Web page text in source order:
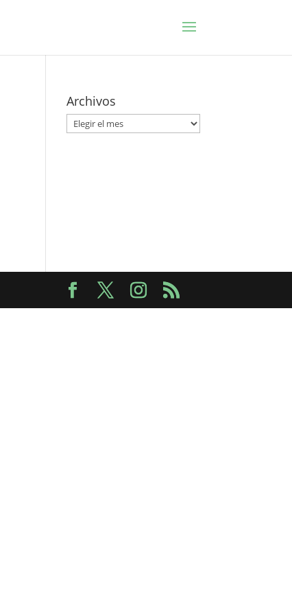
Archivos
Archivos